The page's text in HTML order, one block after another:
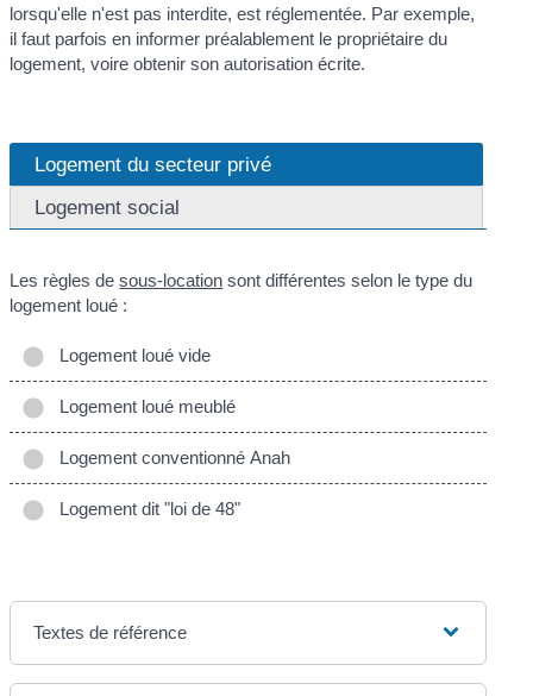
lorsqu'elle n'est pas interdite, est réglementée. Par exemple,
il faut parfois en informer préalablement le propriétaire du
logement, voire obtenir son autorisation écrite.
Logement du secteur privé
Logement social
Les règles desous-location sont différentes selon le type du
logement loué :
Logement loué vide
Logement loué meublé
Logement conventionné Anah
Logement dit "loi de 48"
Textes de référence